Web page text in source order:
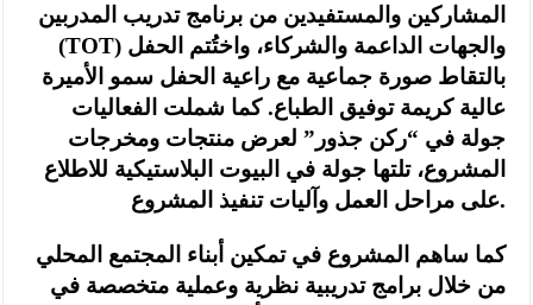
المشاركين والمستفيدين من برنامج تدريب المدربين
(TOT) والجهات الداعمة والشركاء، واختُتم الحفل
بالتقاط صورة جماعية مع راعية الحفل سمو الأميرة
عالية كريمة توفيق الطباع. كما شملت الفعاليات
جولة في “ركن جذور” لعرض منتجات ومخرجات
المشروع، تلتها جولة في البيوت البلاستيكية للاطلاع
على مراحل العمل وآليات تنفيذ المشروع.
كما ساهم المشروع في تمكين أبناء المجتمع المحلي
من خلال برامج تدريبية نظرية وعملية متخصصة في